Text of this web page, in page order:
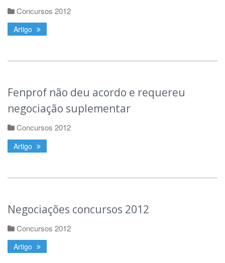
Concursos 2012
Artigo
Fenprof não deu acordo e requereu
negociação suplementar
Concursos 2012
Artigo
Negociações concursos 2012
Concursos 2012
Artigo